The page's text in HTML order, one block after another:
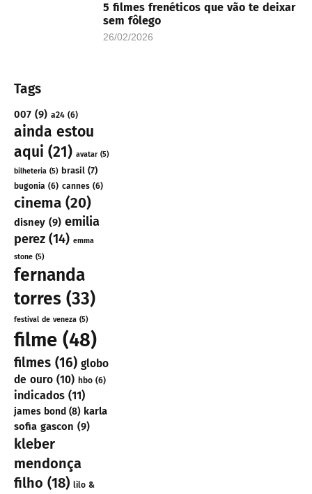
5 filmes frenéticos que vão te deixar
sem fôlego
26/02/2026
Tags
007 (9) a24 (6)
ainda estou
aqui (21) avatar(5)
bilheteria (5) brasil (7)
bugonia (6) cannes (6)
cinema (20)
disney (9) emilia
perez (14) emma
stone (5)
fernanda
torres (33)
festival de veneza (5)
filme (48)
filmes (16) globo
de ouro (10) hbo (6)
indicados (11)
james bond (8) karla
sofia gascon (9)
kleber
mendonça
filho (18) lilo &